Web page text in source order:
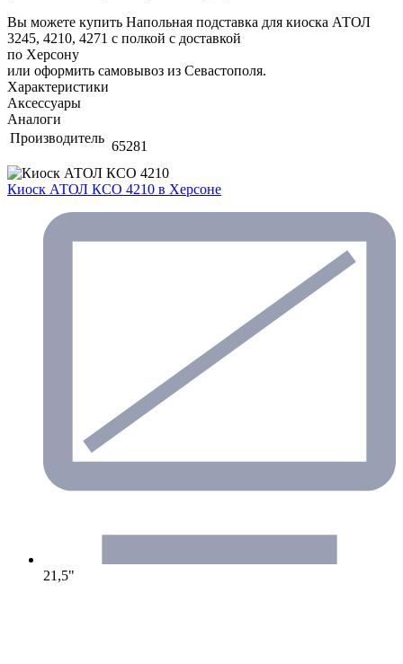
Вы можете купить Напольная подставка для киоска АТОЛ
3245, 4210, 4271 с полкой с доставкой
по Херсону
или оформить самовывоз из Севастополя.
Характеристики
Аксессуары
Аналоги
Производитель
65281
Киоск АТОЛ КСО 4210 в Херсоне
21,5"